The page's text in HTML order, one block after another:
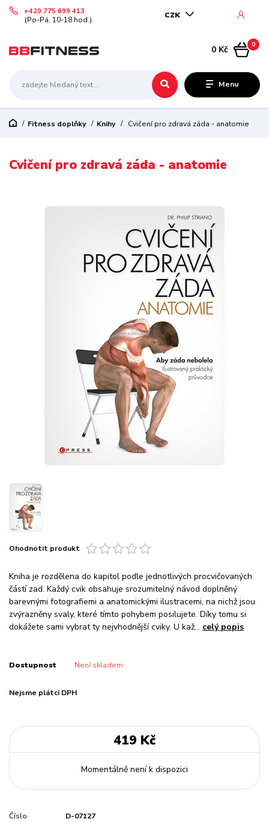
Menu
CZK
+420 775 699 413
(Po-Pá, 10-18 hod.)
0
0 Kč
Fitness doplňky Knihy Cvičení pro zdravá záda - anatomie
Cvičení pro zdravá záda - anatomie
Ohodnotit produkt
Kniha je rozdělena do kapitol podle jednotlivých procvičovaných
částí zad. Každý cvik obsahuje srozumitelný návod doplněný
barevnými fotografiemi a anatomickými ilustracemi, na nichž jsou
zvýrazněny svaly, které tímto pohybem posilujete. Díky tomu si
dokážete sami vybrat ty nejvhodnější cviky. U kaž... celý popis
Dostupnost Není skladem
Nejsme plátci DPH
419 Kč
Momentálně není k dispozici
Číslo
D-07127